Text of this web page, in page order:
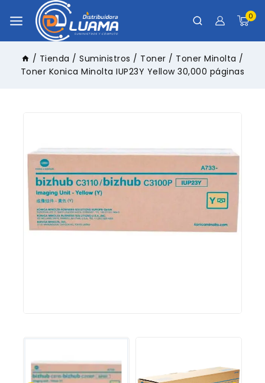
0
/ Tienda / Suministros / Toner / Toner Minolta /
Toner Konica Minolta IUP23Y Yellow 30,000 páginas